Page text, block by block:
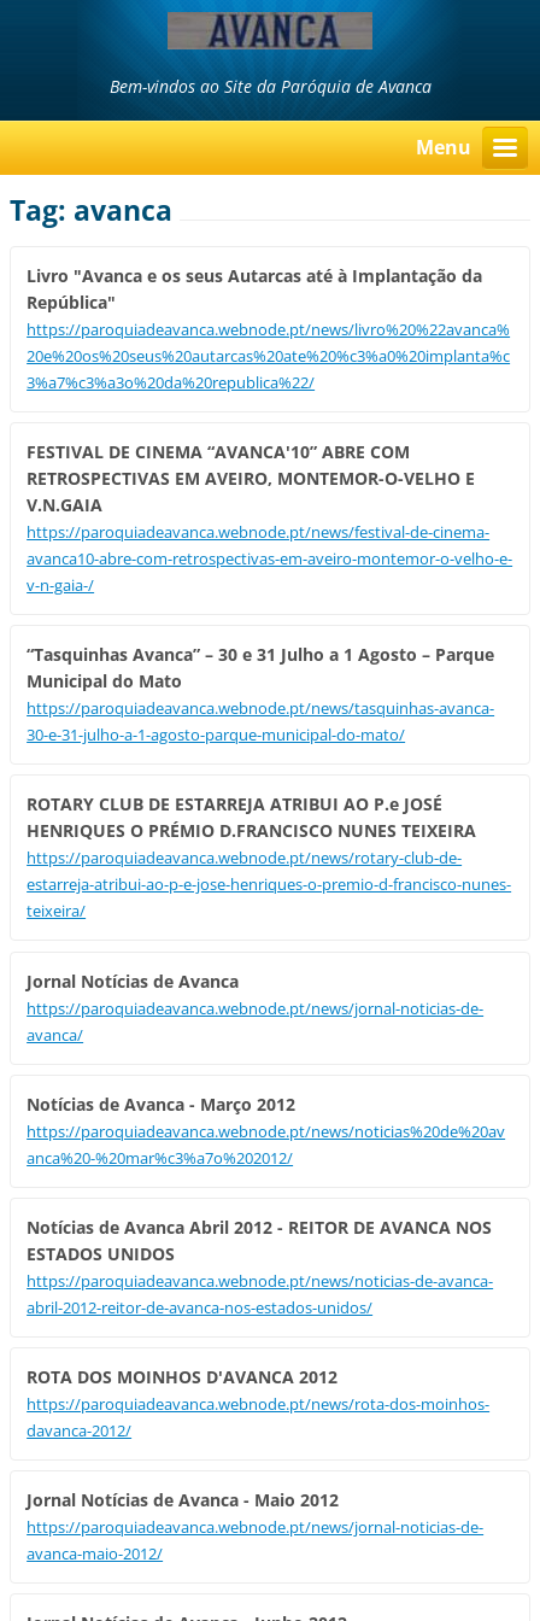
Bem-vindos ao Site da Paróquia de Avanca
Menu
Tag: avanca
Livro "Avanca e os seus Autarcas até à Implantação da
República"
https://paroquiadeavanca.webnode.pt/news/livro%20%22avanca%
20e%20os%20seus%20autarcas%20ate%20%c3%a0%20implanta%c
3%a7%c3%a3o%20da%20republica%22/
FESTIVAL DE CINEMA “AVANCA'10” ABRE COM
RETROSPECTIVAS EM AVEIRO, MONTEMOR-O-VELHO E
V.N.GAIA
https://paroquiadeavanca.webnode.pt/news/festival-de-cinema-
avanca10-abre-com-retrospectivas-em-aveiro-montemor-o-velho-e-
v-n-gaia-/
“Tasquinhas Avanca” – 30 e 31 Julho a 1 Agosto – Parque
Municipal do Mato
https://paroquiadeavanca.webnode.pt/news/tasquinhas-avanca-
30-e-31-julho-a-1-agosto-parque-municipal-do-mato/
ROTARY CLUB DE ESTARREJA ATRIBUI AO P.e JOSÉ
HENRIQUES O PRÉMIO D.FRANCISCO NUNES TEIXEIRA
https://paroquiadeavanca.webnode.pt/news/rotary-club-de-
estarreja-atribui-ao-p-e-jose-henriques-o-premio-d-francisco-nunes-
teixeira/
Jornal Notícias de Avanca
https://paroquiadeavanca.webnode.pt/news/jornal-noticias-de-
avanca/
Notícias de Avanca - Março 2012
https://paroquiadeavanca.webnode.pt/news/noticias%20de%20av
anca%20-%20mar%c3%a7o%202012/
Notícias de Avanca Abril 2012 - REITOR DE AVANCA NOS
ESTADOS UNIDOS
https://paroquiadeavanca.webnode.pt/news/noticias-de-avanca-
abril-2012-reitor-de-avanca-nos-estados-unidos/
ROTA DOS MOINHOS D'AVANCA 2012
https://paroquiadeavanca.webnode.pt/news/rota-dos-moinhos-
davanca-2012/
Jornal Notícias de Avanca - Maio 2012
https://paroquiadeavanca.webnode.pt/news/jornal-noticias-de-
avanca-maio-2012/